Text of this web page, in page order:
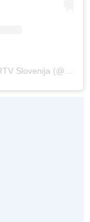
Une publication partagée par Javni zavod RTV Slovenija (@rtv.slovenija)